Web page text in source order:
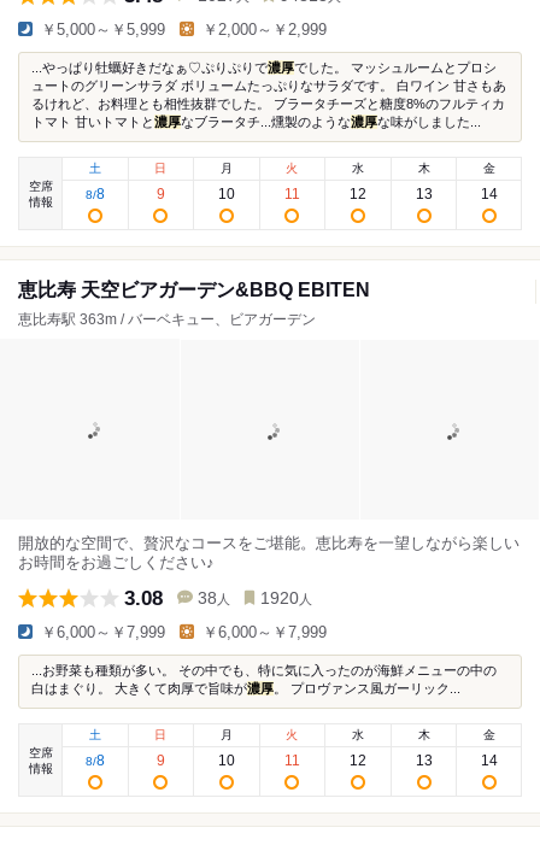
￥5,000～￥5,999 ￥2,000～￥2,999
...やっぱり牡蠣好きだなぁ♡ぷりぷりで濃厚でした。 マッシュルームとプロシ
ュートのグリーンサラダ ボリュームたっぷりなサラダです。 白ワイン 甘さもあ
るけれど、お料理とも相性抜群でした。 ブラータチーズと糖度8%のフルティカ
トマト 甘いトマトと濃厚なブラータチ...燻製のような濃厚な味がしました...
空席
情報
土
8/8
日
9
月
10
火
11
水
12
木
13
金
14
恵比寿 天空ビアガーデン&BBQ EBITEN
恵比寿駅 363m / バーベキュー、ビアガーデン
開放的な空間で、贅沢なコースをご堪能。恵比寿を一望しながら楽しい
お時間をお過ごしください♪
3.08 38 人 1920 人
￥6,000～￥7,999 ￥6,000～￥7,999
...お野菜も種類が多い。 その中でも、特に気に入ったのが海鮮メニューの中の
白はまぐり。 大きくて肉厚で旨味が濃厚 。 プロヴァンス風ガーリック...
空席
情報
土
8/8
日
9
月
10
火
11
水
12
木
13
金
14